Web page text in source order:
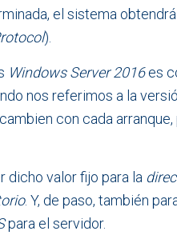
el sistema
).
Windows Server 2016es
nos referimos a la
con cada
dicho valor fijo para la
. Y, de paso, también
para el servidor.